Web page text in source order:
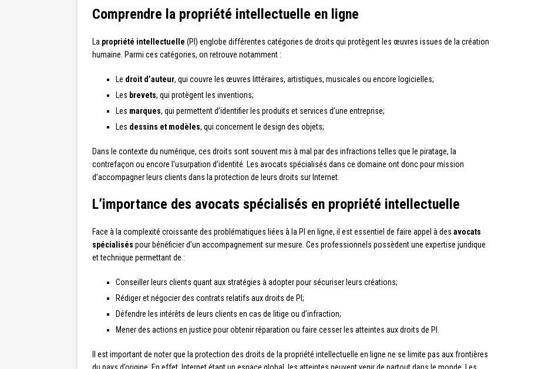
Comprendre la propriété intellectuelle en ligne
La propriété intellectuelle (PI) englobe différentes catégories de droits qui protègent les œuvres issues de la création
humaine. Parmi ces catégories, on retrouve notamment :
Le droit d’auteur, qui couvre les œuvres littéraires, artistiques, musicales ou encore logicielles;
Les brevets, qui protègent les inventions;
Les marques, qui permettent d’identifier les produits et services d’une entreprise;
Les dessins et modèles, qui concernent le design des objets;
Dans le contexte du numérique, ces droits sont souvent mis à mal par des infractions telles que le piratage, la
contrefaçon ou encore l’usurpation d’identité. Les avocats spécialisés dans ce domaine ont donc pour mission
d’accompagner leurs clients dans la protection de leurs droits sur Internet.
L’importance des avocats spécialisés en propriété intellectuelle
Face à la complexité croissante des problématiques liées à la PI en ligne, il est essentiel de faire appel à des avocats
spécialisés pour bénéficier d’un accompagnement sur mesure. Ces professionnels possèdent une expertise juridique
et technique permettant de :
Conseiller leurs clients quant aux stratégies à adopter pour sécuriser leurs créations;
Rédiger et négocier des contrats relatifs aux droits de PI;
Défendre les intérêts de leurs clients en cas de litige ou d’infraction;
Mener des actions en justice pour obtenir réparation ou faire cesser les atteintes aux droits de PI.
Il est important de noter que la protection des droits de la propriété intellectuelle en ligne ne se limite pas aux frontières